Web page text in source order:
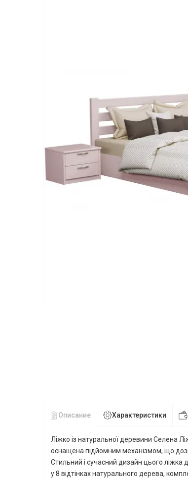
Описание Характеристики
Ліжко із натуральної деревини Селена
оснащена підйомним механізмом, що
Стильний і сучасний дизайн цього
у 8 відтінках натурального дерева,